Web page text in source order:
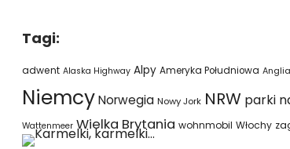
Tagi:
adwent Alaska Highway Alpy Ameryka Południowa Anglia
NiemcyNorwegia Nowy Jork NRW parki
Wattenmeer Wielka Brytania wohnmobil Włochy